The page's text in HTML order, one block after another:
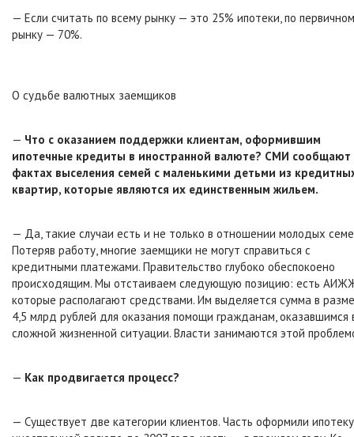
— Если считать по всему рынку — это 25% ипотеки, по
рынку — 70%.
О судьбе валютных заемщиков
— Что с оказанием поддержки клиентам, оформившим
ипотечные кредиты в иностранной валюте? СМИ сообщают
фактах выселения семей с маленькими детьми из
квартир, которые являются их единственным жильем.
— Да, такие случаи есть и не только в отношении молодых
Потеряв работу, многие заемщики не могут справиться с
кредитными платежами. Правительство глубоко обеспокоено
происходящим. Мы отстаиваем следующую позицию: есть
которые располагают средствами. Им выделяется сумма в
4,5 млрд рублей для оказания помощи гражданам, оказавшимся
сложной жизненной ситуации. Власти занимаются этой
— Как продвигается процесс?
— Существует две категории клиентов. Часть оформили